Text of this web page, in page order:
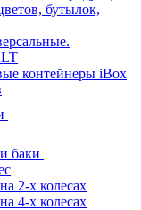
бутылок,
контейнеры iBox
баки
2-х колесах
4-х колесах